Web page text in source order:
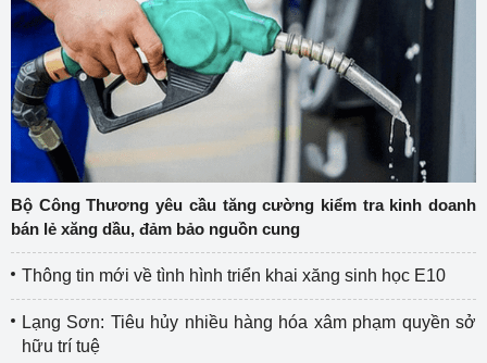
Bộ Công Thương yêu cầu tăng cường kiểm tra kinh doanh
bán lẻ xăng dầu, đảm bảo nguồn cung
Thông tin mới về tình hình triển khai xăng sinh học E10
Lạng Sơn: Tiêu hủy nhiều hàng hóa xâm phạm quyền sở
hữu trí tuệ